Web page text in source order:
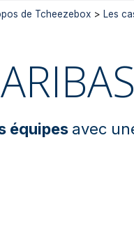
de Tcheezebox > Les
équipes avec